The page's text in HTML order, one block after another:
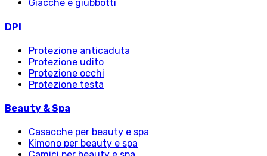
Giacche e giubbotti
DPI
Protezione anticaduta
Protezione udito
Protezione occhi
Protezione testa
Beauty & Spa
Casacche per beauty e spa
Kimono per beauty e spa